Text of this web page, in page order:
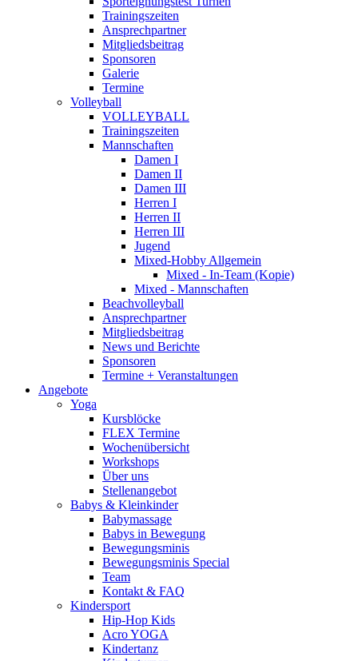
Trainingszeiten
Ansprechpartner
Mitgliedsbeitrag
Sponsoren
Galerie
Termine
Volleyball
VOLLEYBALL
Trainingszeiten
Mannschaften
Damen I
Damen II
Damen III
Herren I
Herren II
Herren III
Jugend
Mixed-Hobby Allgemein
Mixed - In-Team (Kopie)
Mixed - Mannschaften
Beachvolleyball
Ansprechpartner
Mitgliedsbeitrag
News und Berichte
Sponsoren
Termine + Veranstaltungen
Angebote
Yoga
Kursblöcke
FLEX Termine
Wochenübersicht
Workshops
Über uns
Stellenangebot
Babys & Kleinkinder
Babymassage
Babys in Bewegung
Bewegungsminis
Bewegungsminis Special
Team
Kontakt & FAQ
Kindersport
Hip-Hop Kids
Acro YOGA
Kindertanz